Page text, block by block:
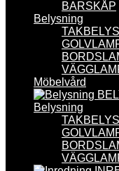
BARSKÅP
Belysning
Möbelvård
Belysning